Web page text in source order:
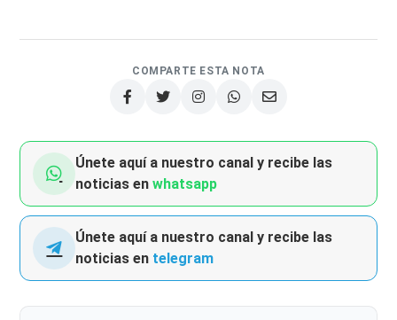
COMPARTE ESTA NOTA
Únete aquí a nuestro canal y recibe las
noticias enwhatsapp
Únete aquí a nuestro canal y recibe las
noticias en telegram